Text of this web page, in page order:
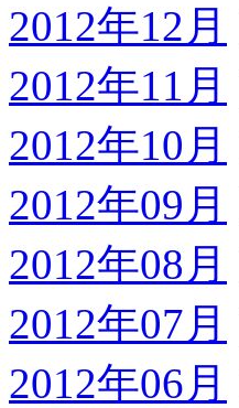
2012年12月
2012年11月
2012年10月
2012年09月
2012年08月
2012年07月
2012年06月